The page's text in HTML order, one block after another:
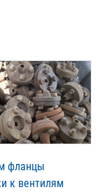
фланцы
к вентилям